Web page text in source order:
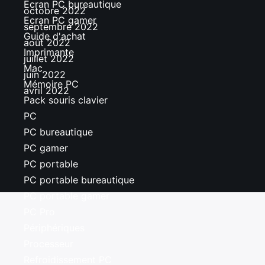
octobre 2022
septembre 2022
août 2022
juillet 2022
juin 2022
avril 2022
Ecran PC bureautique
Ecran PC gamer
Guide d'achat
Imprimante
Mac
Mémoire PC
Pack souris clavier
PC
PC bureautique
PC gamer
PC portable
PC portable bureautique
PC portable gamer